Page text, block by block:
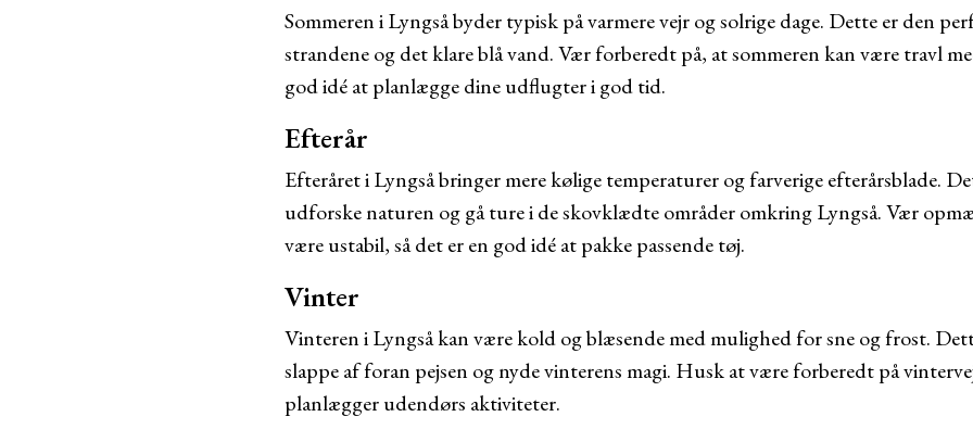
Sommeren i Lyngså byder typisk på varmere vejr og solrige dage. Dette er den
strandene og det klare blå vand. Vær forberedt på, at sommeren kan være travl
god idé at planlægge dine udflugter i god tid.
Efterår
Efteråret i Lyngså bringer mere kølige temperaturer og farverige efterårsblade.
udforske naturen og gå ture i de skovklædte områder omkring Lyngså. Vær
være ustabil, så det er en god idé at pakke passende tøj.
Vinter
Vinteren i Lyngså kan være kold og blæsende med mulighed for sne og frost.
slappe af foran pejsen og nyde vinterens magi. Husk at være forberedt på
planlægger udendørs aktiviteter.